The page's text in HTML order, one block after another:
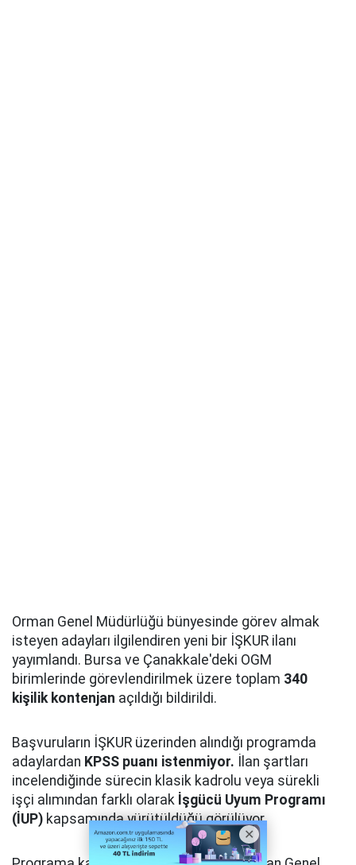
Orman Genel Müdürlüğü bünyesinde görev almak
isteyen adayları ilgilendiren yeni bir İŞKUR ilanı
yayımlandı. Bursa ve Çanakkale'deki OGM
birimlerinde görevlendirilmek üzere toplam 340
kişilik kontenjan açıldığı bildirildi.
Başvuruların İŞKUR üzerinden alındığı programda
adaylardan KPSS puanı istenmiyor. İlan şartları
incelendiğinde sürecin klasik kadrolu veya sürekli
işçi alımından farklı olarak İşgücü Uyum Programı
(İUP) kapsamında yürütüldüğü görülüyor.